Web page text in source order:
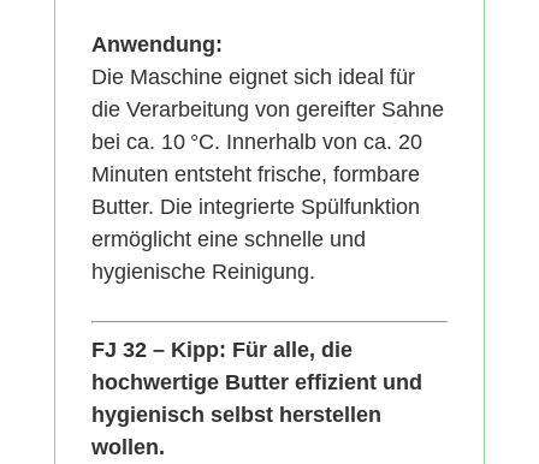
Anwendung:
Die Maschine eignet sich ideal für
die Verarbeitung von gereifter Sahne
bei ca. 10 °C. Innerhalb von ca. 20
Minuten entsteht frische, formbare
Butter. Die integrierte Spülfunktion
ermöglicht eine schnelle und
hygienische Reinigung.
FJ 32 – Kipp: Für alle, die
hochwertige Butter effizient und
hygienisch selbst herstellen
wollen.